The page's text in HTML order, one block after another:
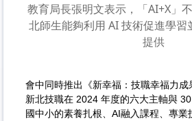
教育局長張明文表示，「AI+X」
北師生能夠利用 AI 技術促進學習
提供
會中同時推出《新幸福：技職幸福力成
新北技職在 2024 年度的六大主軸與
國中小的素養扎根、AI融入課程、專業